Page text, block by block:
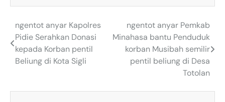
Post
navigation
ngentot anyar ‎Kapolres
Pidie Serahkan Donasi
kepada Korban pentil
Beliung di Kota Sigli ‎
ngentot anyar Pemkab
Minahasa bantu Penduduk
korban Musibah semilir
pentil beliung di Desa
Totolan